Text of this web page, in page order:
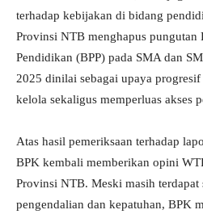
terhadap kebijakan di bidang
Provinsi NTB menghapus pungutan
Pendidikan (BPP) pada SMA dan
2025 dinilai sebagai upaya
kelola sekaligus memperluas akses
Atas hasil pemeriksaan terhadap
BPK kembali memberikan opini
Provinsi NTB. Meski masih terdapat
pengendalian dan kepatuhan, BPK